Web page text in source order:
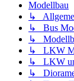
Modellbau
↳
↳ Bus
↳
↳ LKW
↳ LKW
↳